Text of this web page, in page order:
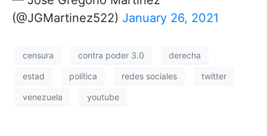
(@JGMartinez522) January 26, 2021
censura contra poder 3.0 derecha
estad política redes sociales twitter
venezuela youtube